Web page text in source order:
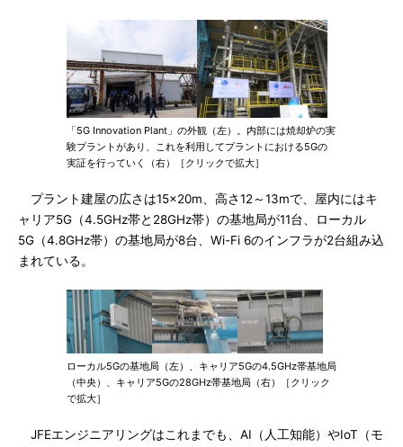
「5G Innovation Plant」の外観（左）。内部には焼却炉の実
験プラントがあり、これを利用してプラントにおける5Gの
実証を行っていく（右）［クリックで拡大］
プラント建屋の広さは15×20m、高さ12～13mで、屋内にはキ
ャリア5G（4.5GHz帯と28GHz帯）の基地局が11台、ローカル
5G（4.8GHz帯）の基地局が8台、Wi-Fi 6のインフラが2台組み込
まれている。
ローカル5Gの基地局（左）、キャリア5Gの4.5GHz帯基地局
（中央）、キャリア5Gの28GHz帯基地局（右）［クリック
で拡大］
JFEエンジニアリングはこれまでも、AI（人工知能）やIoT（モ